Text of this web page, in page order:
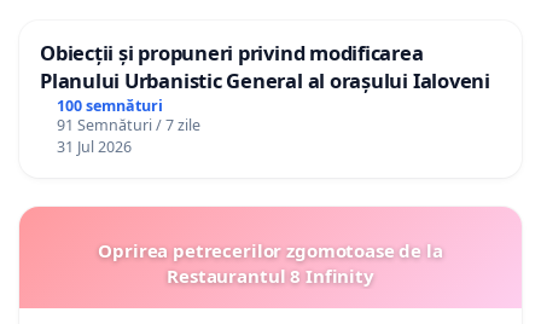
Obiecții și propuneri privind modificarea
Planului Urbanistic General al orașului Ialoveni
100 semnături
91 Semnături / 7 zile
31 Jul 2026
Oprirea petrecerilor zgomotoase de la
Restaurantul 8 Infinity